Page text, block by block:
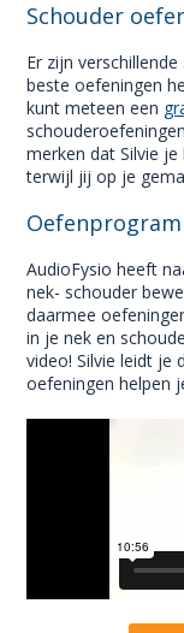
Schouder
Er zijn
beste oefeningen
kunt meteen een
merken dat Silvie
terwijl jij op je
AudioFysio heeft
nek- schouder
daarmee
in je nek en
video! Silvie leidt je
oefeningen helpen